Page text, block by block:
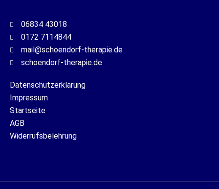
06834 43018
0172 7114844
mail@schoendorf-therapie.de
schoendorf-therapie.de
Datenschutzerklärung
Impressum
Startseite
AGB
Widerrufsbelehrung